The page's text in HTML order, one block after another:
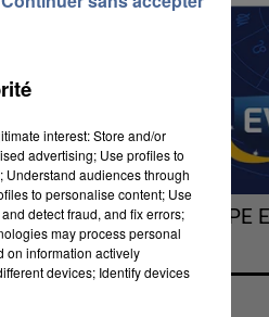
L'HOROSCOPE
interest: Store and/or
advertising; Use profiles to
audiences through
to personalise content; Use
detect fraud, and fix errors;
may process personal
on information actively
devices; Identify devices